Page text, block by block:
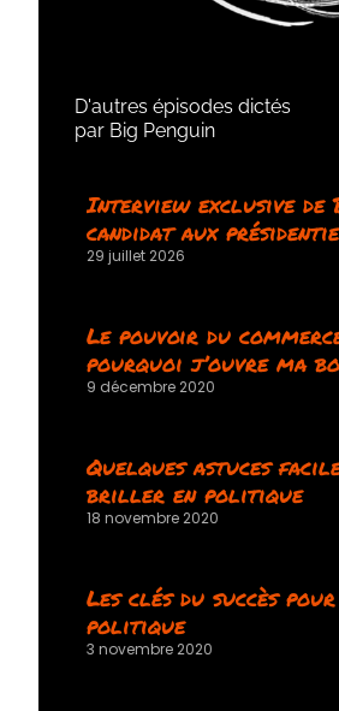
D'autres épisodes dictés
par Big Penguin
Interview exclusive de
candidat aux
29 juillet 2026
Le pouvoir du
pourquoi j’ouvre ma
9 décembre 2020
Quelques astuces
briller en politique
18 novembre 2020
Les clés du succès
politique
3 novembre 2020